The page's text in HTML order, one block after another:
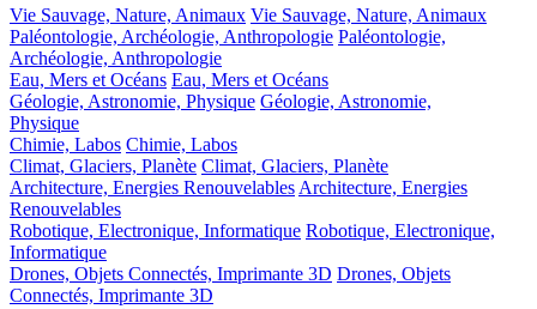
Vie Sauvage, Nature, Animaux Vie Sauvage, Nature, Animaux
Paléontologie, Archéologie, Anthropologie Paléontologie,
Archéologie, Anthropologie
Eau, Mers et Océans Eau, Mers et Océans
Géologie, Astronomie, Physique Géologie, Astronomie,
Physique
Chimie, Labos Chimie, Labos
Climat, Glaciers, Planète Climat, Glaciers, Planète
Architecture, Energies Renouvelables Architecture, Energies
Renouvelables
Robotique, Electronique, Informatique Robotique, Electronique,
Informatique
Drones, Objets Connectés, Imprimante 3D Drones, Objets
Connectés, Imprimante 3D